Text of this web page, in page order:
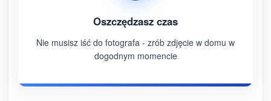
Oszczędzasz czas
Nie musisz iść do fotografa - zrób zdjęcie w domu w
dogodnym momencie